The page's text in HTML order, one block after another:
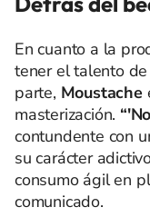
En cuanto a la
tener el talento de
parte, Moustache
masterización.
contundente con
su carácter
consumo ágil en
comunicado.